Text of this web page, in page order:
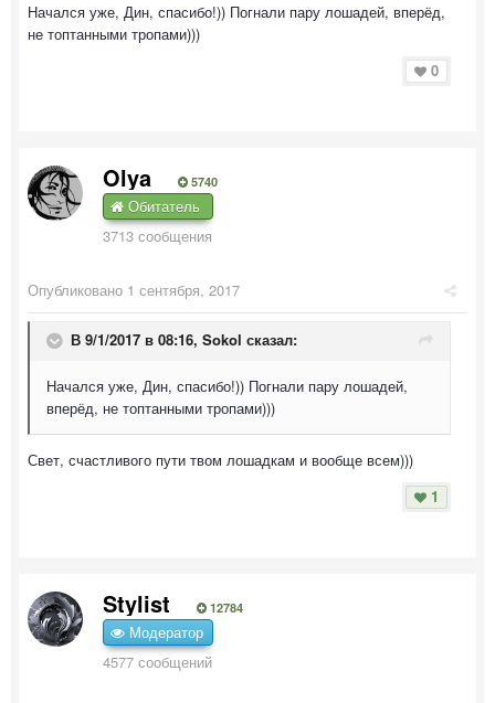
Начался уже, Дин, спасибо!)) Погнали пару лошадей, вперёд,
не топтанными тропами)))
0
Olya 5740
Обитатель
3713 сообщения
Опубликовано 1 сентября, 2017
В 9/1/2017 в 08:16, Sokol сказал:
Начался уже, Дин, спасибо!)) Погнали пару лошадей,
вперёд, не топтанными тропами)))
Свет, счастливого пути твом лошадкам и вообще всем)))
1
Stylist 12784
Модератор
4577 сообщений